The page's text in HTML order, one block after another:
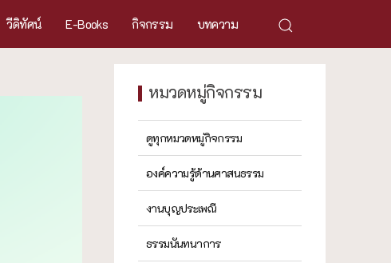
วีดิทัศน์ E-Books กิจกรรม บทความ
หมวดหมู่กิจกรรม
ดูทุกหมวดหมู่กิจกรรม
องค์ความรู้ด้านศาสนธรรม
งานบุญประเพณี
ธรรมนันทนาการ